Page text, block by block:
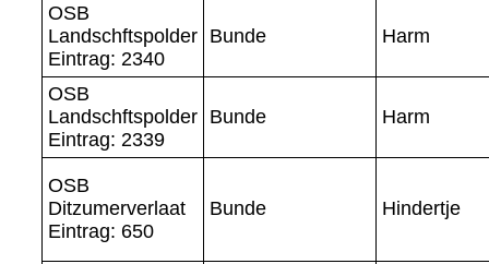
OSB
Landschftspolder
Eintrag: 2340
Bunde Harm
OSB
Landschftspolder
Eintrag: 2339
Bunde Harm
OSB
Ditzumerverlaat
Eintrag: 650
Bunde Hindertje